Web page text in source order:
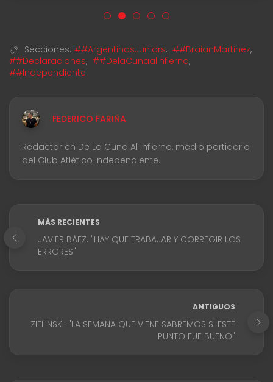
Secciones: ##ArgentinosJuniors, ##BraianMartinez,
##Declaraciones, ##DelaCunaalInfierno,
##Independiente
FEDERICO FARIÑA
Redactor en De La Cuna Al Infierno, medio partidario
del Club Atlético Independiente.
MÁS RECIENTES
JAVIER BÁEZ: "HAY QUE TRABAJAR Y CORREGIR LOS
ERRORES"
ANTIGUOS
ZIELINSKI: "LA SEMANA QUE VIENE SABREMOS SI ESTE
PUNTO FUE BUENO"